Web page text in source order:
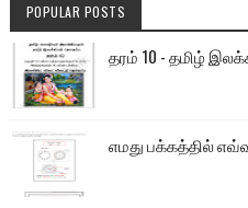
POPULAR POSTS
தரம் 10 - தமிழ்
எமது பக்கத்தில்